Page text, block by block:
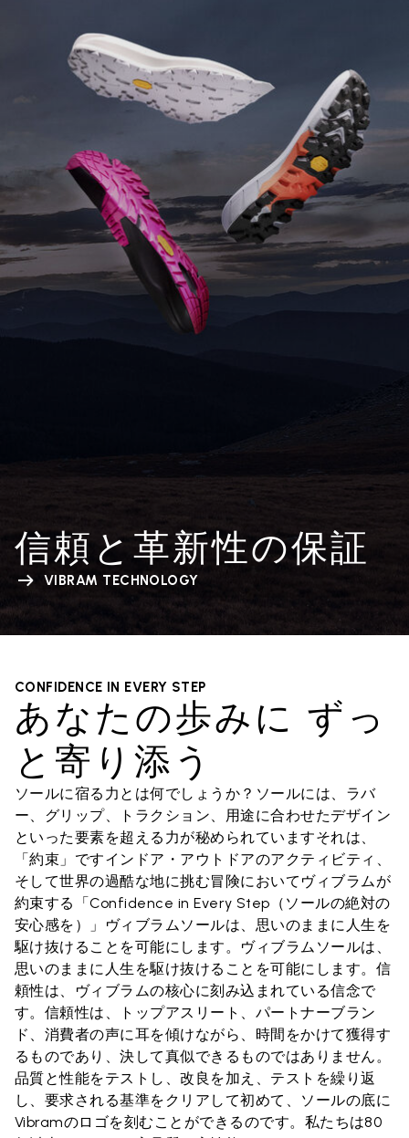
信頼と革新性の保証
VIBRAM TECHNOLOGY
CONFIDENCE IN EVERY STEP
あなたの歩みに ずっ
と寄り添う
ソールに宿る力とは何でしょうか？ソールには、ラバ
ー、グリップ、トラクション、用途に合わせたデザイン
といった要素を超える力が秘められていますそれは、
「約束」ですインドア・アウトドアのアクティビティ、
そして世界の過酷な地に挑む冒険においてヴィブラムが
約束する「Confidence in Every Step（ソールの絶対の
安心感を）」ヴィブラムソールは、思いのままに人生を
駆け抜けることを可能にします。ヴィブラムソールは、
思いのままに人生を駆け抜けることを可能にします。信
頼性は、ヴィブラムの核心に刻み込まれている信念で
す。信頼性は、トップアスリート、パートナーブラン
ド、消費者の声に耳を傾けながら、時間をかけて獲得す
るものであり、決して真似できるものではありません。
品質と性能をテストし、改良を加え、テストを繰り返
し、要求される基準をクリアして初めて、ソールの底に
Vibramのロゴを刻むことができるのです。私たちは80